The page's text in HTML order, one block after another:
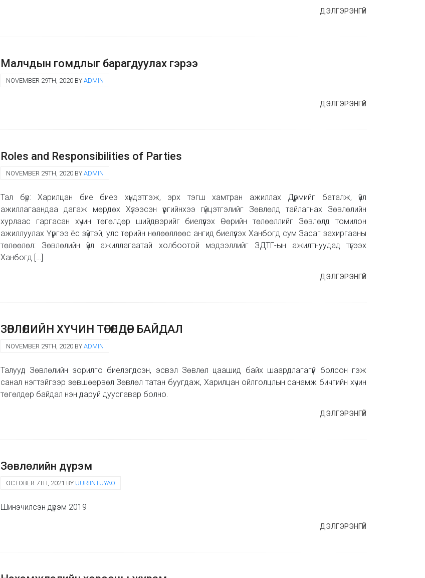
ДЭЛГЭРЭНГҮЙ
Малчдын гомдлыг барагдуулах гэрээ
NOVEMBER 29TH, 2020 BY ADMIN
ДЭЛГЭРЭНГҮЙ
Roles and Responsibilities of Parties
NOVEMBER 29TH, 2020 BY ADMIN
Тал бүр: Харилцан бие биеэ хүндэтгэж, эрх тэгш хамтран ажиллах Дүрмийг баталж, үйл
ажиллагаандаа дагаж мөрдөх Хүлээсэн үүргийнхээ гүйцэтгэлийг Зөвлөлд тайлагнах Зөвлөлийн
хурлаас гаргасан хүчин төгөлдөр шийдвэрийг биелүүлэх Өөрийн төлөөллийг Зөвлөлд томилон
ажиллуулах Үүргээ ёс зүйтэй, улс төрийн нөлөөллөөс ангид биелүүлэх Ханбогд сум Засаг захиргааны
төлөөлөл: Зөвлөлийн үйл ажиллагаатай холбоотой мэдээллийг ЗДТГ-ын ажилтнуудад түгээх
Ханбогд […]
ДЭЛГЭРЭНГҮЙ
ЗӨВЛӨЛИЙН ХҮЧИН ТӨГӨЛДӨР БАЙДАЛ
NOVEMBER 29TH, 2020 BY ADMIN
Талууд Зөвлөлийн зорилго биелэгдсэн, эсвэл Зөвлөл цаашид байх шаардлагагүй болсон гэж
санал нэгтэйгээр зөвшөөрвөл Зөвлөл татан буугдаж, Харилцан ойлголцлын санамж бичгийн хүчин
төгөлдөр байдал нэн даруй дуусгавар болно.
ДЭЛГЭРЭНГҮЙ
Зөвлөлийн дүрэм
OCTOBER 7TH, 2021 BY UURIINTUYAO
Шинэчилсэн дүрэм 2019
ДЭЛГЭРЭНГҮЙ